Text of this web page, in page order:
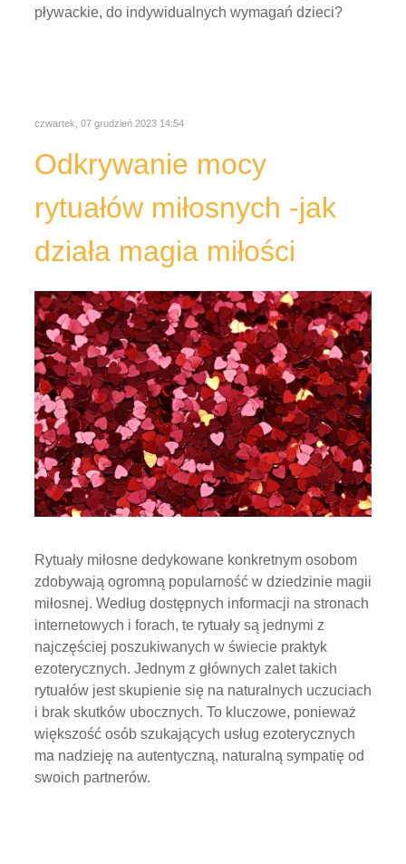
pływackie, do indywidualnych wymagań dzieci?
czwartek, 07 grudzień 2023 14:54
Odkrywanie mocy
rytuałów miłosnych -jak
działa magia miłości
Rytuały miłosne dedykowane konkretnym osobom
zdobywają ogromną popularność w dziedzinie magii
miłosnej. Według dostępnych informacji na stronach
internetowych i forach, te rytuały są jednymi z
najczęściej poszukiwanych w świecie praktyk
ezoterycznych. Jednym z głównych zalet takich
rytuałów jest skupienie się na naturalnych uczuciach
i brak skutków ubocznych. To kluczowe, ponieważ
większość osób szukających usług ezoterycznych
ma nadzieję na autentyczną, naturalną sympatię od
swoich partnerów.